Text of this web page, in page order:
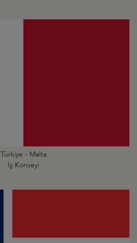
Türkiye - Malta
İş Konseyi